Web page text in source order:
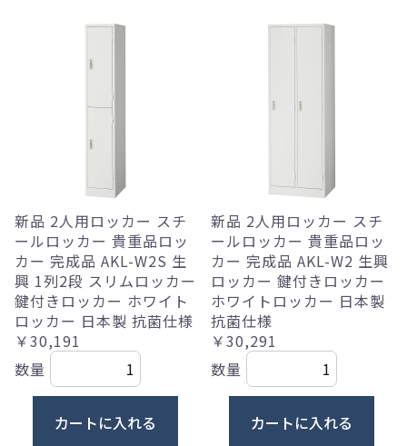
新品 2人用ロッカー スチ
ールロッカー 貴重品ロッ
カー 完成品 AKL-W2S 生
興 1列2段 スリムロッカー
鍵付きロッカー ホワイト
ロッカー 日本製 抗菌仕様
￥30,191
数量
カートに入れる
新品 2人用ロッカー スチ
ールロッカー 貴重品ロッ
カー 完成品 AKL-W2 生興
ロッカー 鍵付きロッカー
ホワイトロッカー 日本製
抗菌仕様
￥30,291
数量
カートに入れる